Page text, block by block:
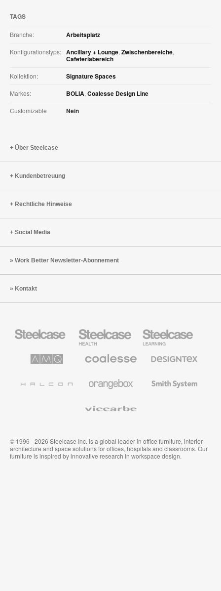
TAGS
Branche: Arbeitsplatz
Konfigurationstyps: Ancillary + Lounge, Zwischenbereiche,
Cafeteriabereich
Kollektion: Signature Spaces
Markes: BOLIA, Coalesse Design Line
Customizable Nein
Über Steelcase
Kundenbetreuung
Rechtliche Hinweise
Social Media
Work Better Newsletter-Abonnement
Kontakt
Büromöbel
Health
Education
Möbel
Solutions
Büromöbel
Textilien
System
© 1996 - 2026 Steelcase Inc. is a global leader in office furniture, interior
architecture and space solutions for offices, hospitals and classrooms. Our
furniture is inspired by innovative research in workspace design.